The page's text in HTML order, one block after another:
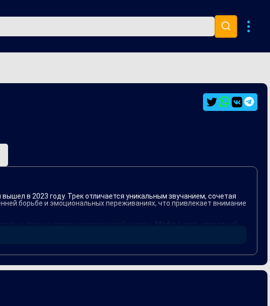
в 2023 году. Трек отличается уникальным звучанием, сочетая
борьбе и эмоциональных переживаниях, что привлекает внимание
и темных сторон человеческой натуры. Madye Lupen, известный
сотрудничество позволило обоим исполнителям
многим.